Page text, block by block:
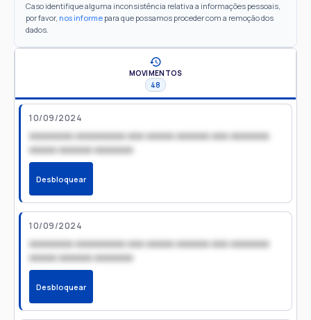
Caso identifique alguma inconsistência relativa a informações pessoais,
por favor, nos informe para que possamos proceder com a remoção dos
dados.
MOVIMENTOS
48
10/09/2024
xxxxxxxx xxxxxxxxx xxx xxxxx xxxxxx xxx xxxxxxx
xxxxx xxxxxx xxxxxxx
Desbloquear
10/09/2024
xxxxxxxx xxxxxxxxx xxx xxxxx xxxxxx xxx xxxxxxx
xxxxx xxxxxx xxxxxxx
Desbloquear